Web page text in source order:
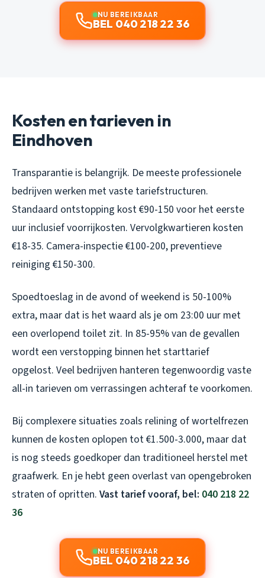
NU BEREIKBAAR
BEL 040 218 22 36
Kosten en tarieven in
Eindhoven
Transparantie is belangrijk. De meeste professionele
bedrijven werken met vaste tariefstructuren.
Standaard ontstopping kost €90-150 voor het eerste
uur inclusief voorrijkosten. Vervolgkwartieren kosten
€18-35. Camera-inspectie €100-200, preventieve
reiniging €150-300.
Spoedtoeslag in de avond of weekend is 50-100%
extra, maar dat is het waard als je om 23:00 uur met
een overlopend toilet zit. In 85-95% van de gevallen
wordt een verstopping binnen het starttarief
opgelost. Veel bedrijven hanteren tegenwoordig vaste
all-in tarieven om verrassingen achteraf te voorkomen.
Bij complexere situaties zoals relining of wortelfrezen
kunnen de kosten oplopen tot €1.500-3.000, maar dat
is nog steeds goedkoper dan traditioneel herstel met
graafwerk. En je hebt geen overlast van opengebroken
straten of opritten. Vast tarief vooraf, bel: 040 218 22
36
NU BEREIKBAAR
BEL 040 218 22 36